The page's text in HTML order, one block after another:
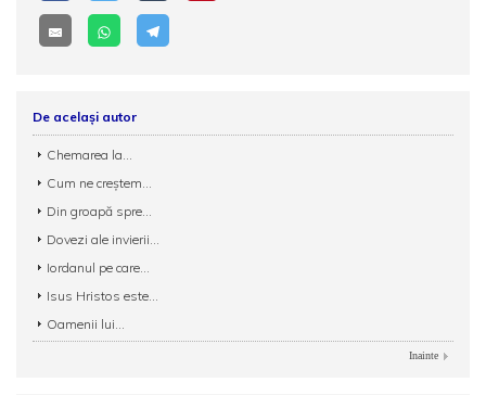
De același autor
Chemarea la...
Cum ne creștem...
Din groapă spre...
Dovezi ale invierii...
Iordanul pe care...
Isus Hristos este...
Oamenii lui...
Inainte